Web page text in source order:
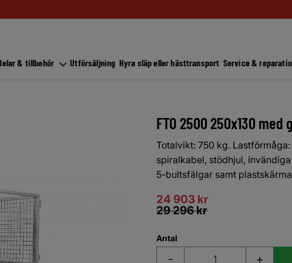
& tillbehör Utförsäljning Hyra släp eller hästtransport Service &
FTO 2500 250x130 med
Totalvikt: 750 kg.
spiralkabel, stödhjul,
5-bultsfälgar samt
Nedsatt pris:
24 903 kr
Ordinarie pris:
29 296kr
Antal
+
-